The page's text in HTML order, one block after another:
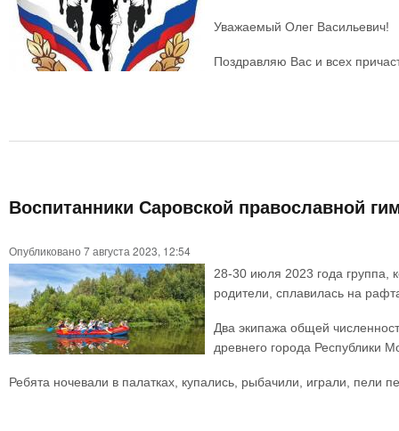
Уважаемый Олег Васильевич!
Поздравляю Вас и всех
Воспитанники Саровской православной
Опубликовано 7 августа 2023, 12:54
28-30 июля 2023 года группа,
родители, сплавилась на
Два экипажа общей
древнего города Республики
Ребята ночевали в палатках, купались, рыбачили, играли, пели